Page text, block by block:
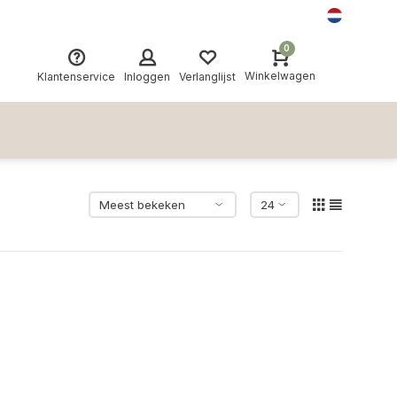
Klantenservice Inloggen Verlanglijst
0
Winkelwagen